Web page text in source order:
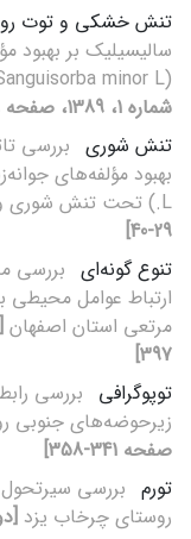
تنش خشکی و توت
سالیسیلیک بر بهبود
(Sanguisorba minor L.) تحت تنش شوری و خشکی
شماره 1، 1389، صفحه 29-40]
تنش شوری بررسی
L.) تحت تنش شوری و خشکی
29-40]
تنوع گونه‌‌ای بررسی
ارتباط عوامل
مرتعی استان اصفهان
397]
توپوگرافی بررسی
زیرحوضه‌های جنوبی
صفحه 341-358]
تورم بررسی سیرتحول
روستای چرخاب یزد [دوره 63،